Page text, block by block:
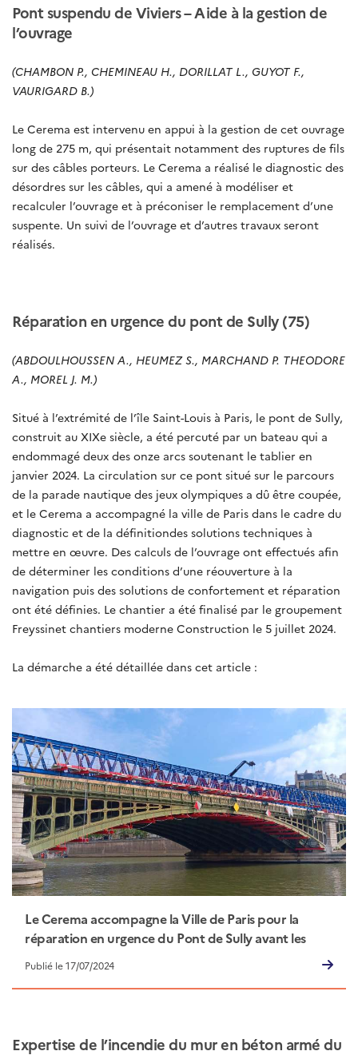
Pont suspendu de Viviers – Aide à la gestion de
l’ouvrage
(CHAMBON P., CHEMINEAU H., DORILLAT L., GUYOT F.,
VAURIGARD B.)
Le Cerema est intervenu en appui à la gestion de cet ouvrage
long de 275 m, qui présentait notamment des ruptures de fils
sur des câbles porteurs. Le Cerema a réalisé le diagnostic des
désordres sur les câbles, qui a amené à modéliser et
recalculer l’ouvrage et à préconiser le remplacement d’une
suspente. Un suivi de l’ouvrage et d’autres travaux seront
réalisés.
Réparation en urgence du pont de Sully (75)
(ABDOULHOUSSEN A., HEUMEZ S., MARCHAND P. THEODORE
A., MOREL J. M.)
Situé à l’extrémité de l’île Saint-Louis à Paris, le pont de Sully,
construit au XIXe siècle, a été percuté par un bateau qui a
endommagé deux des onze arcs soutenant le tablier en
janvier 2024. La circulation sur ce pont situé sur le parcours
de la parade nautique des jeux olympiques a dû être coupée,
et le Cerema a accompagné la ville de Paris dans le cadre du
diagnostic et de la définitiondes solutions techniques à
mettre en œuvre. Des calculs de l’ouvrage ont effectués afin
de déterminer les conditions d’une réouverture à la
navigation puis des solutions de confortement et réparation
ont été définies. Le chantier a été finalisé par le groupement
Freyssinet chantiers moderne Construction le 5 juillet 2024.
La démarche a été détaillée dans cet article :
Le Cerema accompagne la Ville de Paris pour la
réparation en urgence du Pont de Sully avant les
Publié le 17/07/2024
Expertise de l’incendie du mur en béton armé du